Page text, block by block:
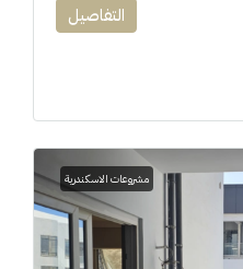
التفاصيل
مشروعات الاسكندرية